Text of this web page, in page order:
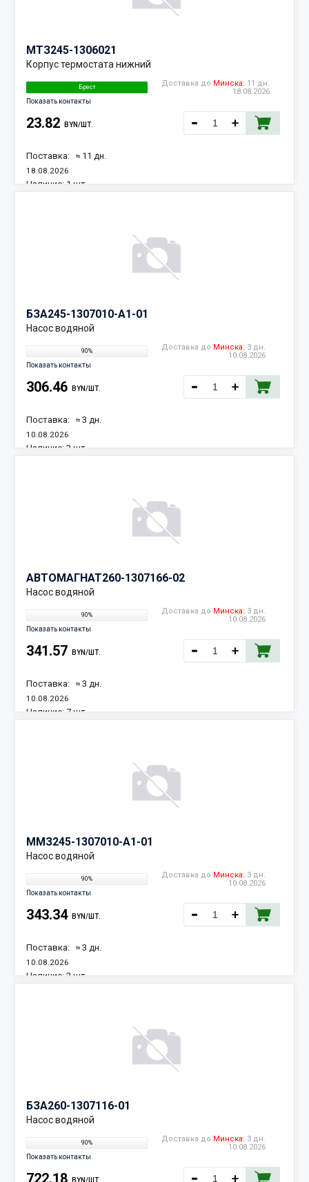
МТЗ245-1306021
Корпус термостата нижний
Брест
Показать контакты
Доставка до Минска: 11 дн.
18.08.2026
23.82 BYN/ШТ.
Поставка: ≈ 11 дн.
18.08.2026
Наличие: 1 шт.
БЗА245-1307010-А1-01
Насос водяной
90%
Показать контакты
Доставка до Минска: 3 дн.
10.08.2026
306.46 BYN/ШТ.
Поставка: ≈ 3 дн.
10.08.2026
Наличие: 3 шт.
АВТОМАГНАТ260-1307166-02
Насос водяной
90%
Показать контакты
Доставка до Минска: 3 дн.
10.08.2026
341.57 BYN/ШТ.
Поставка: ≈ 3 дн.
10.08.2026
Наличие: 7 шт.
ММЗ245-1307010-А1-01
Насос водяной
90%
Показать контакты
Доставка до Минска: 3 дн.
10.08.2026
343.34 BYN/ШТ.
Поставка: ≈ 3 дн.
10.08.2026
Наличие: 2 шт.
БЗА260-1307116-01
Насос водяной
90%
Показать контакты
Доставка до Минска: 3 дн.
10.08.2026
722.18 BYN/ШТ.